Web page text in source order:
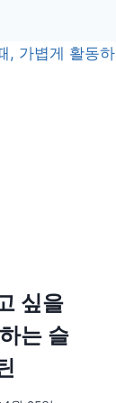
싶을
는 슬